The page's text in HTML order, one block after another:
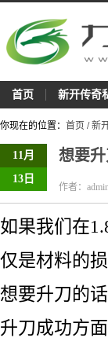
首页 新开传奇
你现在的位置： 首页 /新
11月
13日
想要升
作者：
如果我们在
仅是材料的
想要升刀的
升刀成功方